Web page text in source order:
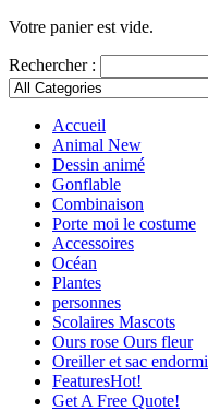
Votre panier est vide.
Rechercher :
Accueil
Animal New
Dessin animé
Gonflable
Combinaison
Porte moi le costume
Accessoires
Océan
Plantes
personnes
Scolaires Mascots
Ours rose Ours fleur
Oreiller et sac endormi
FeaturesHot!
Get A Free Quote!